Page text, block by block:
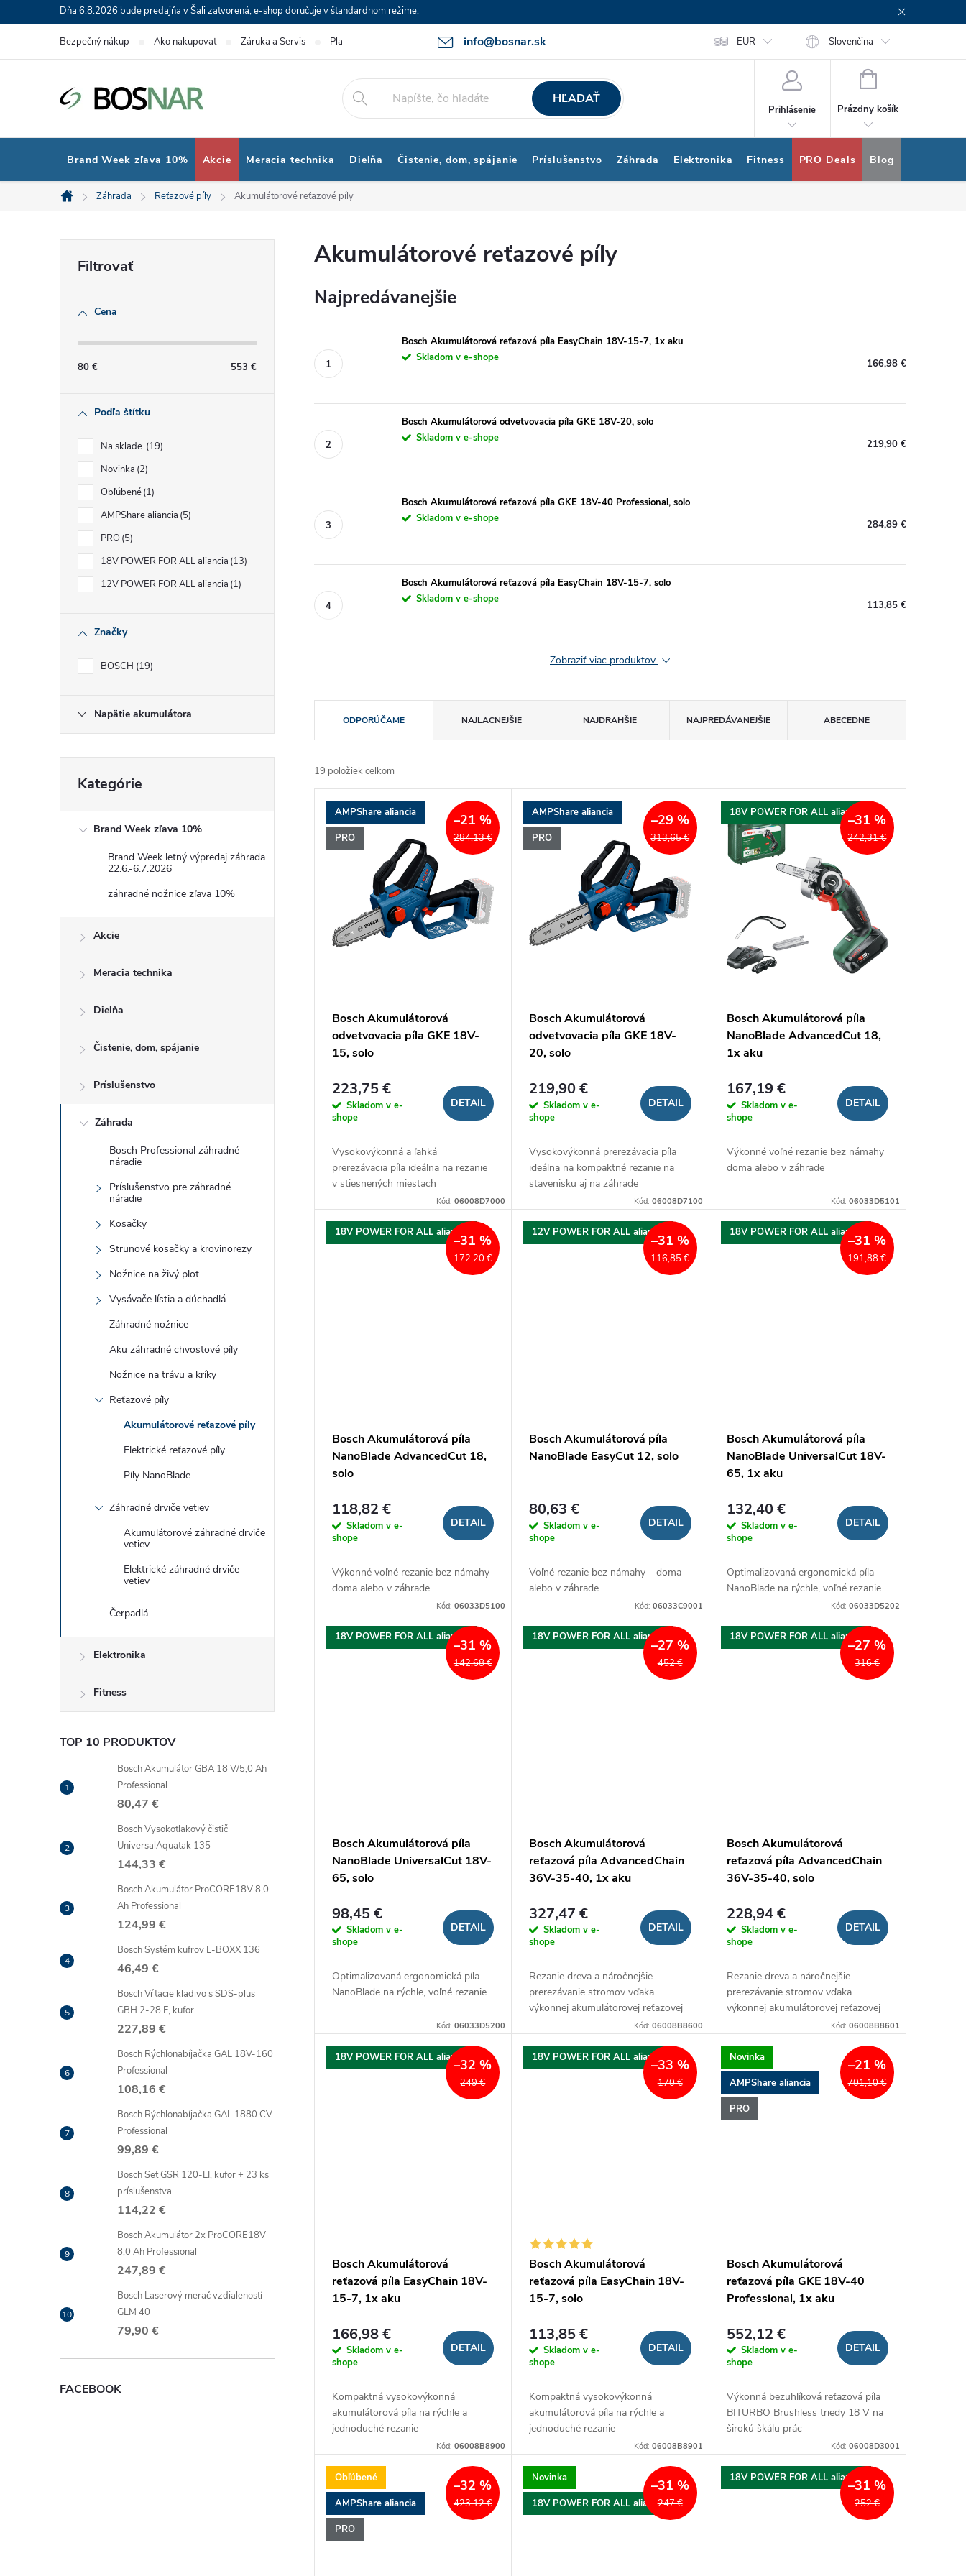
na
Dňa 6.8.2026 bude predajňa v Šali zatvorená, e-shop doručuje v štandardnom režime.
info@bosnar.sk
Bezpečný nákup Ako nakupovať Záruka a Servis Platby a Doprava Kontakty Obchodné podmienky Nákup na splátky Quatro
EUR Slovenčina
HĽADAŤ
Prihlásenie
NÁKUPNÝ
Prázdny košík
Brand Week zľava 10% Akcie Meracia technika Dielňa Čistenie, dom, spájanie Príslušenstvo Záhrada Elektronika Fitness PRO Deals Blog
Domov
Záhrada Reťazové píly Akumulátorové reťazové píly
Cena
80 € 553 €
Podľa štítku
Na sklade 19
Novinka 2
Obľúbené 1
AMPShare aliancia 5
PRO 5
18V POWER FOR ALL aliancia 13
12V POWER FOR ALL aliancia 1
Značky
BOSCH 19
Napätie akumulátora
kategórie
Kategórie
Brand Week zľava 10%
Brand Week letný výpredaj záhrada
22.6.-6.7.2026
záhradné nožnice zľava 10%
Akcie
Meracia technika
Dielňa
Čistenie, dom, spájanie
Príslušenstvo
Záhrada
Bosch Professional záhradné
náradie
Príslušenstvo pre záhradné
náradie
Kosačky
Strunové kosačky a krovinorezy
Nožnice na živý plot
Vysávače lístia a dúchadlá
Záhradné nožnice
Aku záhradné chvostové píly
Nožnice na trávu a kríky
Reťazové píly
Akumulátorové reťazové píly
Elektrické reťazové píly
Píly NanoBlade
Záhradné drviče vetiev
Akumulátorové záhradné drviče
vetiev
Elektrické záhradné drviče
vetiev
Čerpadlá
Elektronika
Fitness
TOP 10 PRODUKTOV
Bosch Akumulátor GBA 18 V/5,0 Ah
Professional
80,47 €
Bosch Vysokotlakový čistič
UniversalAquatak 135
144,33 €
Bosch Akumulátor ProCORE18V 8,0
Ah Professional
124,99 €
Bosch Systém kufrov L-BOXX 136
46,49 €
Bosch Vŕtacie kladivo s SDS-plus
GBH 2-28 F, kufor
227,89 €
Bosch Rýchlonabíjačka GAL 18V-160
Professional
108,16 €
Bosch Rýchlonabíjačka GAL 1880 CV
Professional
99,89 €
Bosch Set GSR 120-LI, kufor + 23 ks
príslušenstva
114,22 €
Bosch Akumulátor 2x ProCORE18V
8,0 Ah Professional
247,89 €
Bosch Laserový merač vzdialeností
GLM 40
79,90 €
FACEBOOK
Akumulátorové reťazové píly
Najpredávanejšie
Bosch Akumulátorová reťazová píla EasyChain 18V-15-7, 1x aku
Skladom v e-shope
166,98 €
Bosch Akumulátorová odvetvovacia píla GKE 18V-20, solo
Skladom v e-shope
219,90 €
Bosch Akumulátorová reťazová píla GKE 18V-40 Professional, solo
Skladom v e-shope
284,89 €
Bosch Akumulátorová reťazová píla EasyChain 18V-15-7, solo
Skladom v e-shope
113,85 €
Zobraziť viac produktov
a
d
e
n
o
v
ODPORÚČAME NAJLACNEJŠIE NAJDRAHŠIE NAJPREDÁVANEJŠIE ABECEDNE
19 položiek celkom
V
ý
t
o
AMPShare aliancia
PRO
284,13 €
–21 %
Bosch Akumulátorová
odvetvovacia píla GKE 18V-
15, solo
223,75 €
Skladom v e-
shope
DETAIL
Vysokovýkonná a ľahká
prerezávacia píla ideálna na rezanie
v stiesnených miestach
Kód:06008D7000
AMPShare aliancia
PRO
313,65 €
–29 %
Bosch Akumulátorová
odvetvovacia píla GKE 18V-
20, solo
219,90 €
Skladom v e-
shope
DETAIL
Vysokovýkonná prerezávacia píla
ideálna na kompaktné rezanie na
stavenisku aj na záhrade
Kód: 06008D7100
18V POWER FOR ALL aliancia
242,31 €
–31 %
Bosch Akumulátorová píla
NanoBlade AdvancedCut 18,
1x aku
167,19 €
Skladom v e-
shope
DETAIL
Výkonné voľné rezanie bez námahy
doma alebo v záhrade
Kód: 06033D5101
18V POWER FOR ALL aliancia
172,20 €
–31 %
Bosch Akumulátorová píla
NanoBlade AdvancedCut 18,
solo
118,82 €
Skladom v e-
shope
DETAIL
Výkonné voľné rezanie bez námahy
doma alebo v záhrade
Kód:06033D5100
12V POWER FOR ALL aliancia
116,85 €
–31 %
Bosch Akumulátorová píla
NanoBlade EasyCut 12, solo
80,63 €
Skladom v e-
shope
DETAIL
Voľné rezanie bez námahy – doma
alebo v záhrade
Kód: 06033C9001
18V POWER FOR ALL aliancia
191,88 €
–31 %
Bosch Akumulátorová píla
NanoBlade UniversalCut 18V-
65, 1x aku
132,40 €
Skladom v e-
shope
DETAIL
Optimalizovaná ergonomická píla
NanoBlade na rýchle, voľné rezanie
Kód: 06033D5202
18V POWER FOR ALL aliancia
142,68 €
–31 %
Bosch Akumulátorová píla
NanoBlade UniversalCut 18V-
65, solo
98,45 €
Skladom v e-
shope
DETAIL
Optimalizovaná ergonomická píla
NanoBlade na rýchle, voľné rezanie
Kód:06033D5200
18V POWER FOR ALL aliancia
452 €
–27 %
Bosch Akumulátorová
reťazová píla AdvancedChain
36V-35-40, 1x aku
327,47 €
Skladom v e-
shope
DETAIL
Rezanie dreva a náročnejšie
prerezávanie stromov vďaka
výkonnej akumulátorovej reťazovej
Kód: 06008B8600
18V POWER FOR ALL aliancia
316 €
–27 %
Bosch Akumulátorová
reťazová píla AdvancedChain
36V-35-40, solo
228,94 €
Skladom v e-
shope
DETAIL
Rezanie dreva a náročnejšie
prerezávanie stromov vďaka
výkonnej akumulátorovej reťazovej
Kód: 06008B8601
18V POWER FOR ALL aliancia
249 €
–32 %
Bosch Akumulátorová
reťazová píla EasyChain 18V-
15-7, 1x aku
166,98 €
Skladom v e-
shope
DETAIL
Kompaktná vysokovýkonná
akumulátorová píla na rýchle a
jednoduché rezanie
Kód:06008B8900
18V POWER FOR ALL aliancia
170 €
–33 %
Bosch Akumulátorová
reťazová píla EasyChain 18V-
15-7, solo
113,85 €
Skladom v e-
shope
DETAIL
Kompaktná vysokovýkonná
akumulátorová píla na rýchle a
jednoduché rezanie
Kód: 06008B8901
Novinka
AMPShare aliancia
PRO
701,10 €
–21 %
Bosch Akumulátorová
reťazová píla GKE 18V-40
Professional, 1x aku
552,12 €
Skladom v e-
shope
DETAIL
Výkonná bezuhlíková reťazová píla
BITURBO Brushless triedy 18 V na
širokú škálu prác
Kód: 06008D3001
Obľúbené
AMPShare aliancia
PRO
423,12 €
–32 %
Novinka
18V POWER FOR ALL aliancia247 €
–31 % 18V POWER FOR ALL aliancia
252 €
–31 %